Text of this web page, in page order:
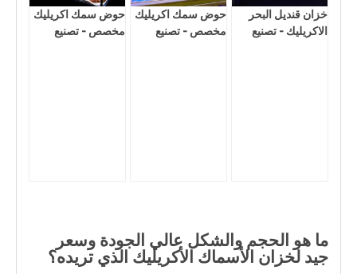
خزان قنديل البحر
الاكريليك - تصنيع
حوض سمك اكريليك
مخصص - تصنيع
حوض سمك اكريليك
مخصص - تصنيع
ما هو الحجم والشكل عالي الجودة وسعر
جيد لخزان الأسماك الأكريليك الذي تريده؟